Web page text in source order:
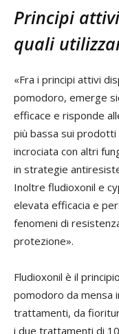
Principi
quali
«Fra i principi attivi
pomodoro, emerge
efficace e risponde
più bassa sui prodotti
incrociata con altri
in strategie
Inoltre fludioxonil e
elevata efficacia e
fenomeni di
protezione».
Fludioxonil è il
pomodoro da mensa
trattamenti, da
i due trattamenti di